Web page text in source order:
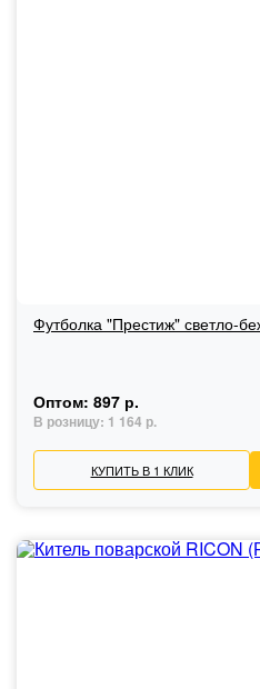
Футболка "Престиж" светло-
Оптом: 897 р.
В розницу: 1 164 р.
КУПИТЬ В 1 КЛИК